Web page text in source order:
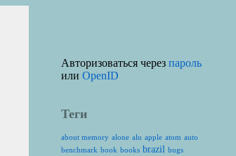
Авторизоваться черезпароль
илиOpenID
Теги
about memory alone alu apple atom auto
benchmark book books brazil bugs